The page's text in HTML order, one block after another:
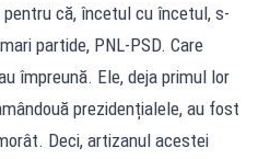
că, încetul cu încetul, s-
partide, PNL-PSD. Care
împreună. Ele, deja primul lor
prezidențialele, au fost
Deci, artizanul acestei